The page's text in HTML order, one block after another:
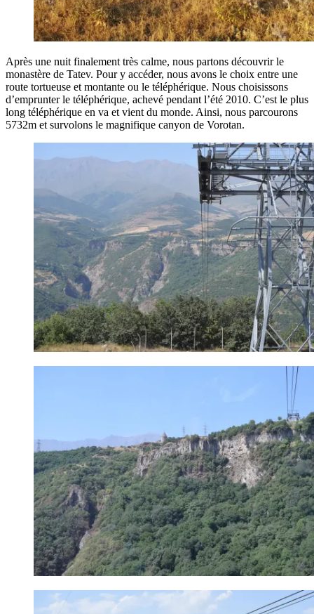
Après une nuit finalement très calme, nous partons découvrir le
monastère de Tatev. Pour y accéder, nous avons le choix entre une
route tortueuse et montante ou le téléphérique. Nous choisissons
d’emprunter le téléphérique, achevé pendant l’été 2010. C’est le plus
long téléphérique en va et vient du monde. Ainsi, nous parcourons
5732m et survolons le magnifique canyon de Vorotan.